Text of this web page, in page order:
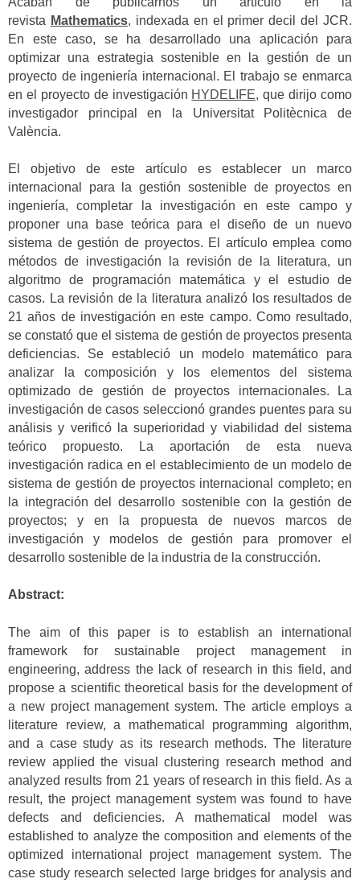
revista Mathematics, indexada en el primer decil del JCR.
En este caso, se ha desarrollado una aplicación para
optimizar una estrategia sostenible en la gestión de un
proyecto de ingeniería internacional. El trabajo se enmarca
en el proyecto de investigación HYDELIFE, que dirijo como
investigador principal en la Universitat Politècnica de
València.
El objetivo de este artículo es establecer un marco
internacional para la gestión sostenible de proyectos en
ingeniería, completar la investigación en este campo y
proponer una base teórica para el diseño de un nuevo
sistema de gestión de proyectos. El artículo emplea como
métodos de investigación la revisión de la literatura, un
algoritmo de programación matemática y el estudio de
casos. La revisión de la literatura analizó los resultados de
21 años de investigación en este campo. Como resultado,
se constató que el sistema de gestión de proyectos presenta
deficiencias. Se estableció un modelo matemático para
analizar la composición y los elementos del sistema
optimizado de gestión de proyectos internacionales. La
investigación de casos seleccionó grandes puentes para su
análisis y verificó la superioridad y viabilidad del sistema
teórico propuesto. La aportación de esta nueva
investigación radica en el establecimiento de un modelo de
sistema de gestión de proyectos internacional completo; en
la integración del desarrollo sostenible con la gestión de
proyectos; y en la propuesta de nuevos marcos de
investigación y modelos de gestión para promover el
desarrollo sostenible de la industria de la construcción.
Abstract:
The aim of this paper is to establish an international
framework for sustainable project management in
engineering, address the lack of research in this field, and
propose a scientific theoretical basis for the development of
a new project management system. The article employs a
literature review, a mathematical programming algorithm,
and a case study as its research methods. The literature
review applied the visual clustering research method and
analyzed results from 21 years of research in this field. As a
result, the project management system was found to have
defects and deficiencies. A mathematical model was
established to analyze the composition and elements of the
optimized international project management system. The
case study research selected large bridges for analysis and